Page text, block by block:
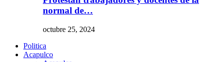
normal de…
octubre 25, 2024
Politica
Acapulco